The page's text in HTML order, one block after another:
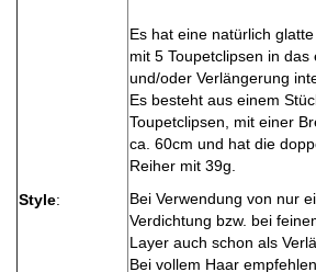
Style:
Es hat eine natürlich
mit 5 Toupetclipsen in
und/oder Verlängerung
Es besteht aus einem
Toupetclipsen, mit einer
ca. 60cm und hat die
Reiher mit 39g.
Bei Verwendung von nur
Verdichtung bzw. bei
Layer auch schon als
Bei vollem Haar